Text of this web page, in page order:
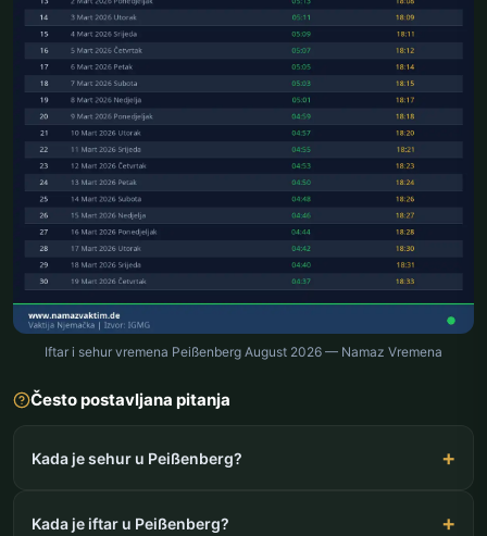
Iftar i sehur vremena Peißenberg August 2026 — Namaz Vremena
Često postavljana pitanja
Kada je sehur u Peißenberg?
Kada je iftar u Peißenberg?